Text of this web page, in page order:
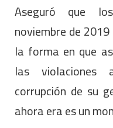
Aseguró que
noviembre de
la forma en que
las violaciones
corrupción de su
ahora era es un